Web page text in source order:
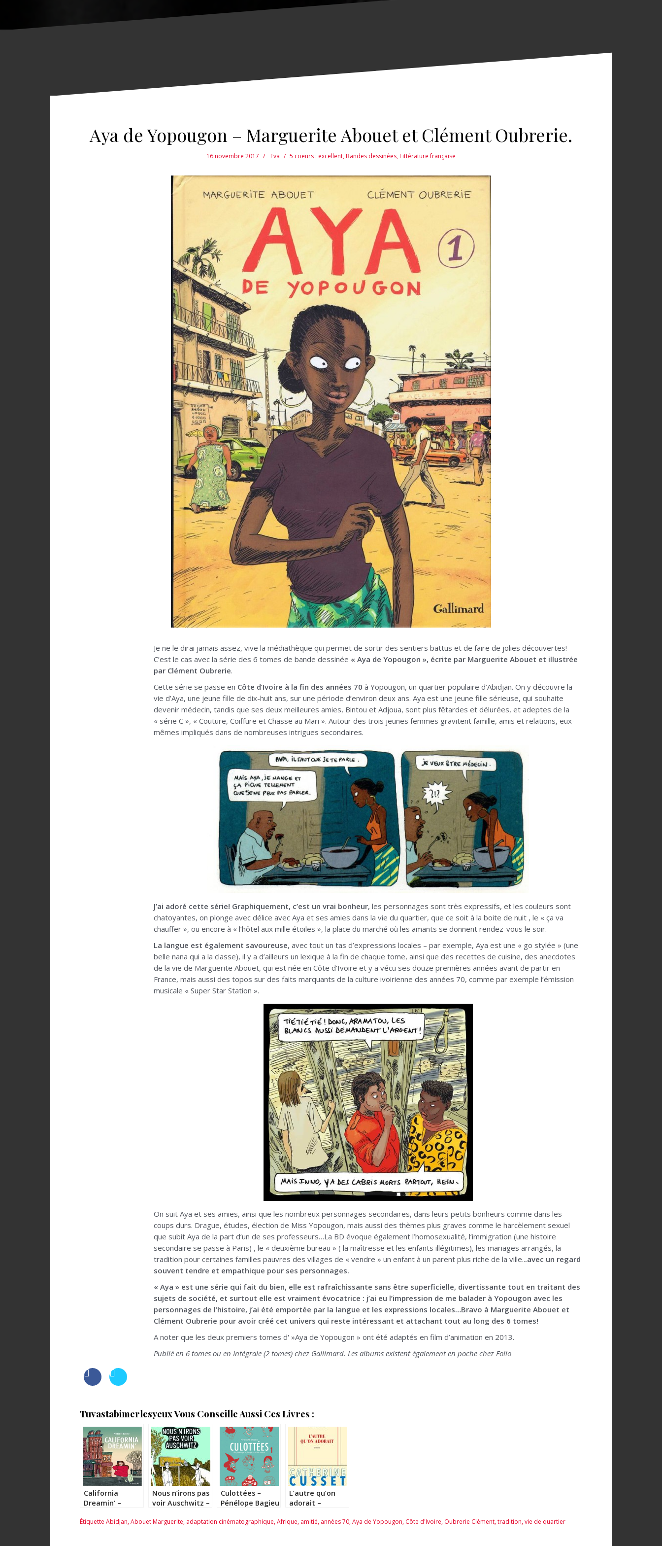
Aya de Yopougon – Marguerite Abouet et Clément Oubrerie.
16 novembre 2017 Eva 5 coeurs : excellent,Bandes dessinées,Littérature française
Je ne le dirai jamais assez, vive la médiathèque qui permet de sortir des sentiers battus et de faire de jolies découvertes!
C’est le cas avec la série des 6 tomes de bande dessinée « Aya de Yopougon », écrite par Marguerite Abouet et illustrée
par Clément Oubrerie.
Cette série se passe en Côte d’Ivoire à la fin des années 70 à Yopougon, un quartier populaire d’Abidjan. On y découvre la
vie d’Aya, une jeune fille de dix-huit ans, sur une période d’environ deux ans. Aya est une jeune fille sérieuse, qui souhaite
devenir médecin, tandis que ses deux meilleures amies, Bintou et Adjoua, sont plus fêtardes et délurées, et adeptes de la
« série C », « Couture, Coiffure et Chasse au Mari ». Autour des trois jeunes femmes gravitent famille, amis et relations, eux-
mêmes impliqués dans de nombreuses intrigues secondaires.
J’ai adoré cette série! Graphiquement, c’est un vrai bonheur, les personnages sont très expressifs, et les couleurs sont
chatoyantes, on plonge avec délice avec Aya et ses amies dans la vie du quartier, que ce soit à la boite de nuit , le « ça va
chauffer », ou encore à « l’hôtel aux mille étoiles », la place du marché où les amants se donnent rendez-vous le soir.
La langue est également savoureuse, avec tout un tas d’expressions locales – par exemple, Aya est une « go stylée » (une
belle nana qui a la classe), il y a d’ailleurs un lexique à la fin de chaque tome, ainsi que des recettes de cuisine, des anecdotes
de la vie de Marguerite Abouet, qui est née en Côte d’Ivoire et y a vécu ses douze premières années avant de partir en
France, mais aussi des topos sur des faits marquants de la culture ivoirienne des années 70, comme par exemple l’émission
musicale « Super Star Station ».
On suit Aya et ses amies, ainsi que les nombreux personnages secondaires, dans leurs petits bonheurs comme dans les
coups durs. Drague, études, élection de Miss Yopougon, mais aussi des thèmes plus graves comme le harcèlement sexuel
que subit Aya de la part d’un de ses professeurs…La BD évoque également l’homosexualité, l’immigration (une histoire
secondaire se passe à Paris) , le « deuxième bureau » ( la maîtresse et les enfants illégitimes), les mariages arrangés, la
tradition pour certaines familles pauvres des villages de « vendre » un enfant à un parent plus riche de la ville...avec un regard
souvent tendre et empathique pour ses personnages.
« Aya » est une série qui fait du bien, elle est rafraîchissante sans être superficielle, divertissante tout en traitant des
sujets de société, et surtout elle est vraiment évocatrice : j’ai eu l’impression de me balader à Yopougon avec les
personnages de l’histoire, j’ai été emportée par la langue et les expressions locales…Bravo à Marguerite Abouet et
Clément Oubrerie pour avoir créé cet univers qui reste intéressant et attachant tout au long des 6 tomes!
A noter que les deux premiers tomes d' »Aya de Yopougon » ont été adaptés en film d’animation en 2013.
Publié en 6 tomes ou en Intégrale (2 tomes) chez Gallimard. Les albums existent également en poche chez Folio
Tuvastabimerlesyeux Vous Conseille Aussi Ces Livres :
California
Dreamin’ –
Nous n’irons pas
voir Auschwitz –
Culottées –
Pénélope Bagieu
L’autre qu’on
adorait –
Cusset
Étiquette Abidjan,Abouet Marguerite, adaptation cinématographique,Afrique, amitié, années 70,Aya de Yopougon, Côte d'Ivoire, Oubrerie Clément,tradition,vie de quartier